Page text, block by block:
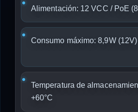
Alimentación: 12 VCC / PoE
Consumo máximo: 8,9W
Temperatura de
+60°C